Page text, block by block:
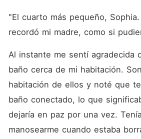
"El cuarto más pequeño,
recordó mi madre, como si
Al instante me sentí agradecida
baño cerca de mi habitación.
habitación de ellos y noté que
baño conectado, lo que
dejaría en paz por una vez.
manosearme cuando estaba